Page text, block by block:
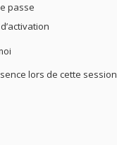
passe
lors de cette session